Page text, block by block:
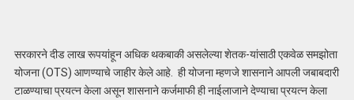
सरकारने दीड लाख रूपयांहून अधिक थकबाकी असलेल्या शेतक-यांसाठी एकवेळ समझोता
योजना (OTS) आणण्याचे जाहीर केले आहे. ही योजना म्हणजे शासनाने आपली जबाबदारी
टाळण्याचा प्रयत्न केला असून शासनाने कर्जमाफी ही नाईलाजाने देण्याचा प्रयत्न केला